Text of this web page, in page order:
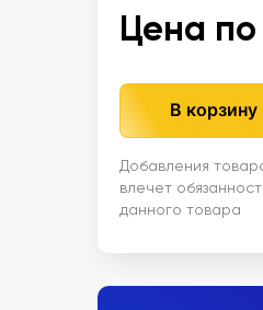
Цена
В корзину
Добавления
влечет
данного товара